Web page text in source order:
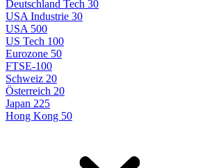
Deutschland Tech 30
USA Industrie 30
USA 500
US Tech 100
Eurozone 50
FTSE-100
Schweiz 20
Österreich 20
Japan 225
Hong Kong 50